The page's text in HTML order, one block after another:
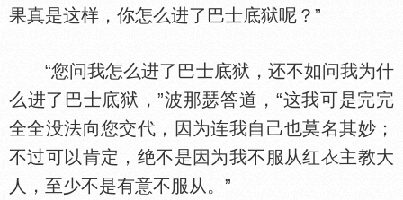
果真是这样，你怎么进了巴士底狱呢？”
“您问我怎么进了巴士底狱，还不如问我为什
么进了巴士底狱，”波那瑟答道，“这我可是完完
全全没法向您交代，因为连我自己也莫名其妙；
不过可以肯定，绝不是因为我不服从红
主教大
人，至少不是有意不服从。”